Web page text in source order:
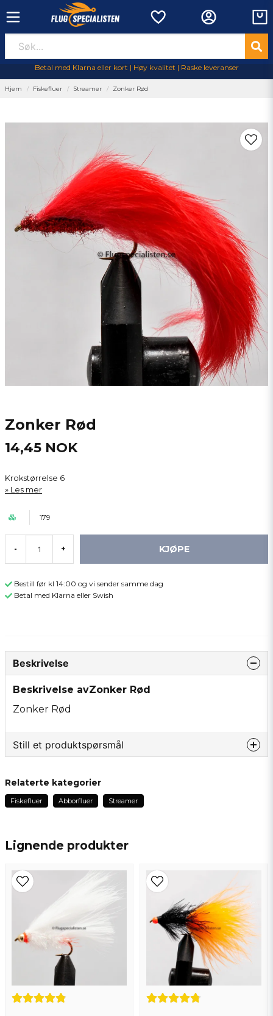
Betal med Klarna eller kort | Høy kvalitet | Raske leveranser
Hjem Fiskefluer Streamer Zonker Rød
Zonker Rød
14,45 NOK
Krokstørrelse 6
Les mer
179
- + KJØPE
Bestill før kl 14:00 og vi sender samme dag
Betal med Klarna eller Swish
Lignende produkter
Beskrivelse
Beskrivelse avZonker Rød
Zonker Rød
Still et produktspørsmål
Spør oss om noe om dette produktet...
Navn
email
Epostadresse
Ja, du kan publisere spørsmålet mitt
Relaterte kategorier
Fiskefluer Abborfluer Streamer